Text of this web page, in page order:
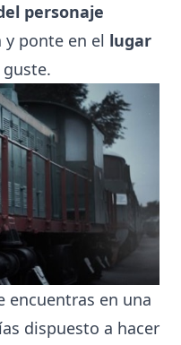
personaje
ponte en el lugar
encuentras en una
dispuesto a hacer